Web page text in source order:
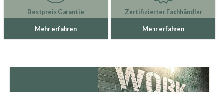
Bestpreis Garantie
Mehr erfahren
Zertifizierter Fachhändler
Mehr erfahren